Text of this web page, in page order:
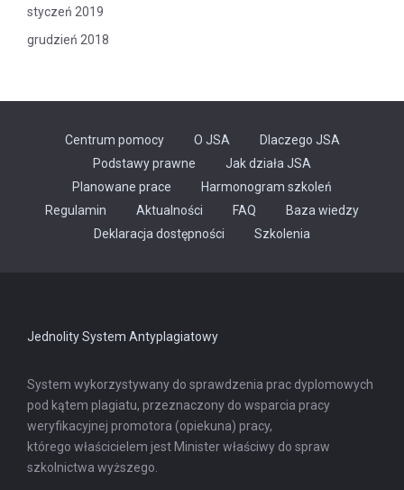
styczeń 2019
grudzień 2018
Centrum pomocy O JSA
Dlaczego JSA
Podstawy prawne
Jak działa JSA
Planowane prace
Harmonogram szkoleń
Regulamin
Aktualności FAQ
Baza wiedzy
Deklaracja dostępności
Szkolenia
Jednolity System Antyplagiatowy
System wykorzystywany do sprawdzenia prac dyplomowych
pod kątem plagiatu, przeznaczony do wsparcia pracy
weryfikacyjnej promotora (opiekuna) pracy,
którego właścicielem jest Minister właściwy do spraw
szkolnictwa wyższego.